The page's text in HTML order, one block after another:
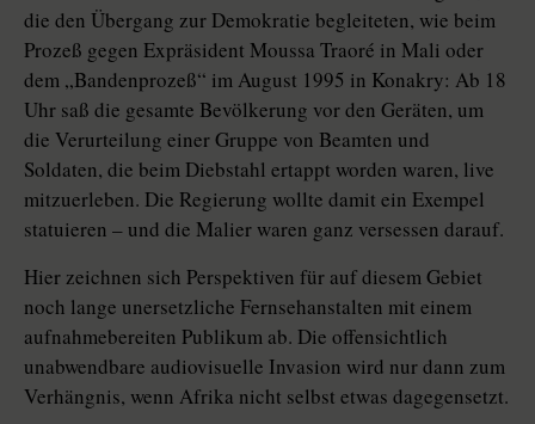
die den Übergang zur Demokratie begleiteten, wie beim
Prozeß gegen Expräsident Moussa Traoré in Mali oder
dem „Bandenprozeß“ im August 1995 in Konakry: Ab 18
Uhr saß die gesamte Bevölkerung vor den Geräten, um
die Verurteilung einer Gruppe von Beamten und
Soldaten, die beim Diebstahl ertappt worden waren, live
mitzuerleben. Die Regierung wollte damit ein Exempel
statuieren – und die Malier waren ganz versessen darauf.
Hier zeichnen sich Perspektiven für auf diesem Gebiet
noch lange unersetzliche Fernsehanstalten mit einem
aufnahmebereiten Publikum ab. Die offensichtlich
unabwendbare audiovisuelle Invasion wird nur dann zum
Verhängnis, wenn Afrika nicht selbst etwas dagegensetzt.